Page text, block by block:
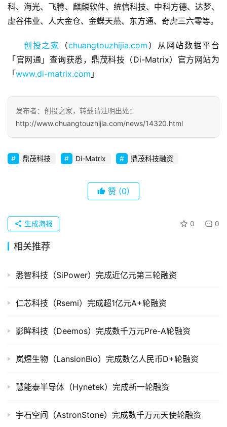
报
道
业
观
初
创
并
购
组
公
上
投
数
登录
投稿
科、海光、飞腾、麒麟软件、统信科技、中科方德、达梦、
虚谷伟业、人大金仓、金蝶天燕、东方通、奇虎三六零等。
创投之家 （chuangtouzhijia.com ）从网站数据平台
「官网通」查询获悉，鼎茂科技（Di-Matrix）官方网站为
「www.di-matrix.com 」
发布者：创投之家，转载请注明出处：
http://www.chuangtouzhijia.com/news/14320.html
鼎茂科技 Di-Matrix 鼎茂科技融资
赞 (0)
0 0
生成海报
相关推荐
悉智科技（SiPower）完成近亿元第三轮融资
仁芯科技（Rsemi）完成超1亿元A+轮融资
影眸科技（Deemos）完成数千万元Pre-A轮融资
岚煜生物（LansionBio）完成数亿人民币D+轮融资
慧能泰半导体（Hynetek）完成新一轮融资
宇石空间（AstronStone）完成数千万元天使轮融资